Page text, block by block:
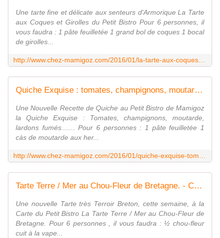
Une tarte fine et délicate aux senteurs d'Armorique La Tarte
aux Coques et Girolles du Petit Bistro Pour 6 personnes, il
vous faudra : 1 pâte feuilletée 1 grand bol de coques 1 bocal
de girolles...
Quiche Exquise : tomates, champignons, moutarde, lardons..... - Chez Mamigoz
Une Nouvelle Recette de Quiche au Petit Bistro de Mamigoz
la Quiche Exquise : Tomates, champignons, moutarde,
lardons fumés....... Pour 6 personnes : 1 pâte feuilletée 1
càs de moutarde aux her...
Tarte Terre / Mer au Chou-Fleur de Bretagne. - Chez Mamigoz
Une nouvelle Tarte très Terroir Breton, cette semaine, à la
Carte du Petit Bistro La Tarte Terre / Mer au Chou-Fleur de
Bretagne. Pour 6 personnes , il vous faudra : ½ chou-fleur
cuit à la vape...